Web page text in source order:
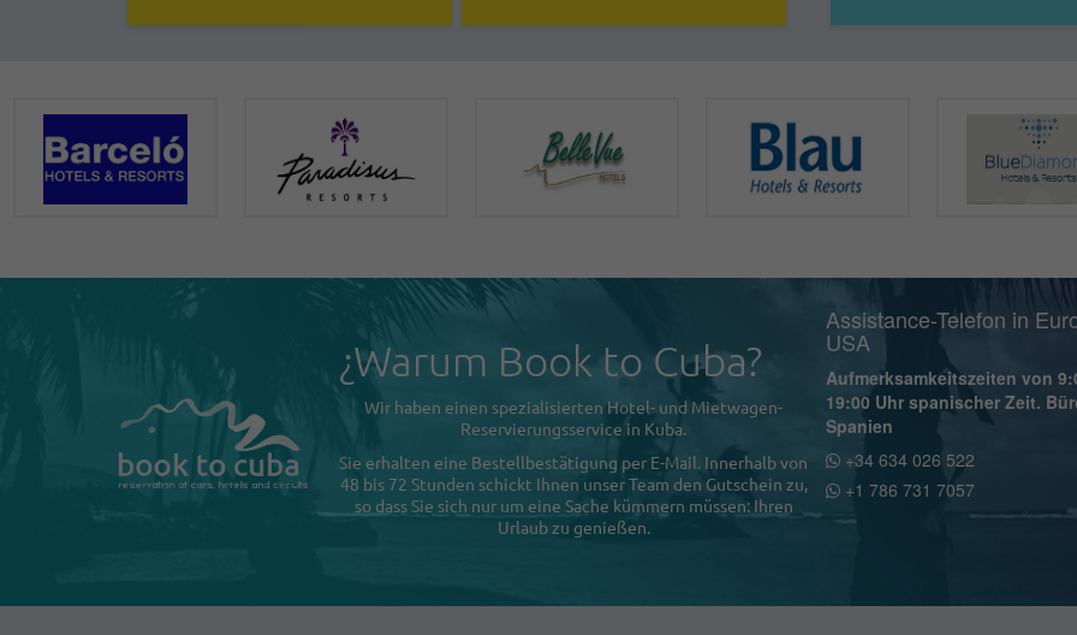
¿Warum Book to Cuba?
Wir haben einen spezialisierten Hotel- und Mietwagen-
Reservierungsservice in Kuba.
Sie erhalten eine Bestellbestätigung per E-Mail. Innerhalb von
48 bis 72 Stunden schickt Ihnen unser Team den Gutschein zu,
so dass Sie sich nur um eine Sache kümmern müssen: Ihren
Urlaub zu genießen.
Assistance-Telefon in
USA
Aufmerksamkeitszeiten von
19:00 Uhr spanischer Zeit.
Spanien
+34 634 026 522
+1 786 731 7057